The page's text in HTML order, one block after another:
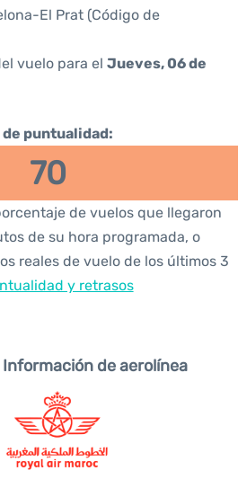
El Prat (Código de
vuelo para el Jueves, 06 de
puntualidad:
70
de vuelos que llegaron
de su hora programada, o
reales de vuelo de los últimos 3
y retrasos
Información de aerolínea